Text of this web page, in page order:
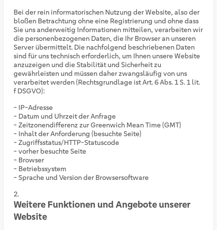
Bei der rein informatorischen Nutzung der Website, also der
bloßen Betrachtung ohne eine Registrierung und ohne dass
Sie uns anderweitig Informationen mitteilen, verarbeiten wir
die personenbezogenen Daten, die Ihr Browser an unseren
Server übermittelt. Die nachfolgend beschriebenen Daten
sind für uns technisch erforderlich, um Ihnen unsere Website
anzuzeigen und die Stabilität und Sicherheit zu
gewährleisten und müssen daher zwangsläufig von uns
verarbeitet werden (Rechtsgrundlage ist Art. 6 Abs. 1 S. 1 lit.
f DSGVO):
- IP-Adresse
- Datum und Uhrzeit der Anfrage
- Zeitzonendifferenz zur Greenwich Mean Time (GMT)
- Inhalt der Anforderung (besuchte Seite)
- Zugriffsstatus/HTTP-Statuscode
- vorher besuchte Seite
- Browser
- Betriebssystem
- Sprache und Version der Browsersoftware
Weitere Funktionen und Angebote unserer
Website